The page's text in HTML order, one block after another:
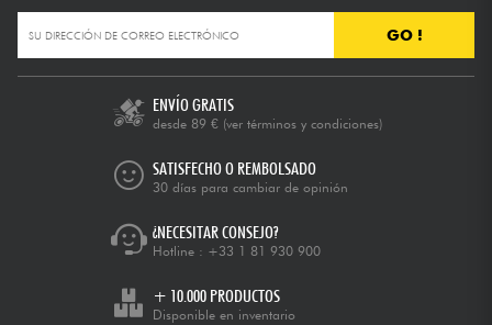
GO !
ENVÍO GRATIS
desde 89 € (ver términos y condiciones)
SATISFECHO O REMBOLSADO
30 días para cambiar de opinión
¿NECESITAR CONSEJO?
Hotline : +33 1 81 930 900
+ 10.000 PRODUCTOS
Disponible en inventario